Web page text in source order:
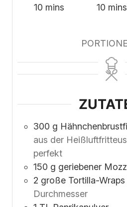
10minutes
mins
10 mins
300 g
aus der
perfekt
150 g geriebener
2 große Tortilla-Wraps
Durchmesser